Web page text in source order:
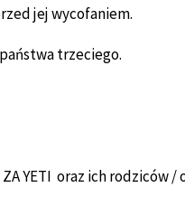
jej wycofaniem.
trzeciego.
ZA YETI oraz ich